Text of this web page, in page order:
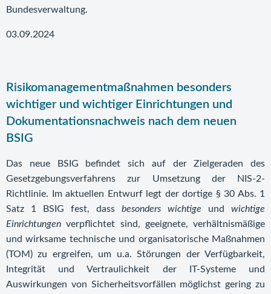
Bundesverwaltung.
03.09.2024
Risikomanagementmaßnahmen besonders
wichtiger und wichtiger Einrichtungen und
Dokumentationsnachweis nach dem neuen
BSIG
Das neue BSIG befindet sich auf der Zielgeraden des
Gesetzgebungsverfahrens zur Umsetzung der NIS-2-
Richtlinie. Im aktuellen Entwurf legt der dortige § 30 Abs. 1
Satz 1 BSIG fest, dass besonders wichtige und wichtige
Einrichtungen verpflichtet sind, geeignete, verhältnismäßige
und wirksame technische und organisatorische Maßnahmen
(TOM) zu ergreifen, um u.a. Störungen der Verfügbarkeit,
Integrität und Vertraulichkeit der IT-Systeme und
Auswirkungen von Sicherheitsvorfällen möglichst gering zu